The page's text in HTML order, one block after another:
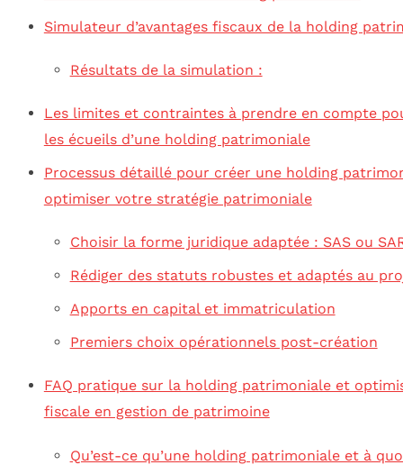
Simulateur d’avantages fiscaux de la holding
Résultats de la simulation :
Les limites et contraintes à prendre en compte
les écueils d’une holding patrimoniale
Processus détaillé pour créer une holding
optimiser votre stratégie patrimoniale
Choisir la forme juridique adaptée : SAS ou
Rédiger des statuts robustes et adaptés au
Apports en capital et immatriculation
Premiers choix opérationnels post-création
FAQ pratique sur la holding patrimoniale et
fiscale en gestion de patrimoine
Qu’est-ce qu’une holding patrimoniale et à